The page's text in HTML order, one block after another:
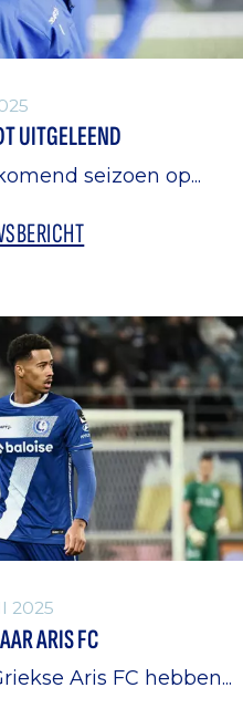
UITGELEEND
seizoen op...
2025
ARIS FC
Aris FC hebben...